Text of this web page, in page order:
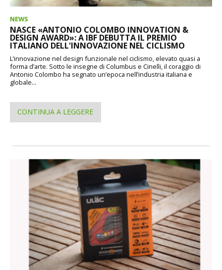
NEWS
NASCE «ANTONIO COLOMBO INNOVATION &
DESIGN AWARD»: A IBF DEBUTTA IL PREMIO
ITALIANO DELL'INNOVAZIONE NEL CICLISMO
L’innovazione nel design funzionale nel ciclismo, elevato quasi a
forma d’arte. Sotto le insegne di Columbus e Cinelli, il coraggio di
Antonio Colombo ha segnato un’epoca nell’industria italiana e
globale...
CONTINUA A LEGGERE